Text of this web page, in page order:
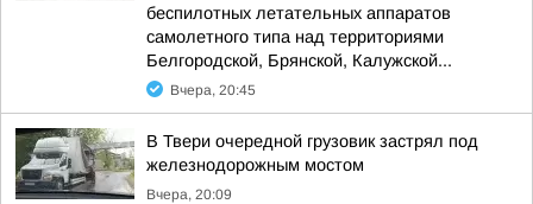
беспилотных летательных аппаратов
самолетного типа над территориями
Белгородской, Брянской, Калужской...
Вчера, 20:45
В Твери очередной грузовик застрял под
железнодорожным мостом
Вчера, 20:09